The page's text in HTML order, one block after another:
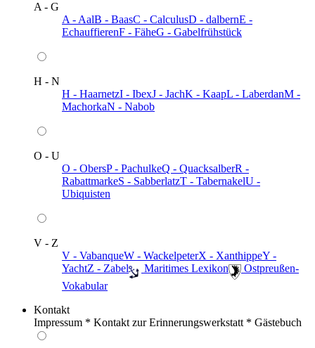
A - G
A - AalB - BaasC - CalculusD - dalbernE -
EchauffierenF - FäheG - Gabelfrühstück
H - N
H - HaarnetzI - IbexJ - JachK - KaapL - LaberdanM -
MachorkaN - Nabob
O - U
O - ObersP - PachulkeQ - QuacksalberR -
RabattmarkeS - SabberlatzT - TabernakelU -
Ubiquisten
V - Z
V - VabanqueW - WackelpeterX - XanthippeY -
YachtZ - Zabel ️ Maritimes Lexikon
️ Ostpreußen-
Vokabular
Kontakt
Impressum * Kontakt zur Erinnerungswerkstatt * Gästebuch